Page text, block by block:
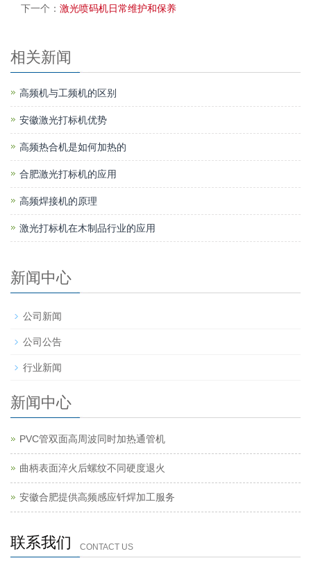
下一个： 激光喷码机日常维护和保养
相关新闻
高频机与工频机的区别
安徽激光打标机优势
高频热合机是如何加热的
合肥激光打标机的应用
高频焊接机的原理
激光打标机在木制品行业的应用
新闻中心
公司新闻
公司公告
行业新闻
新闻中心
PVC管双面高周波同时加热通管机
曲柄表面淬火后螺纹不同硬度退火
安徽合肥提供高频感应钎焊加工服务
联系我们 CONTACT US